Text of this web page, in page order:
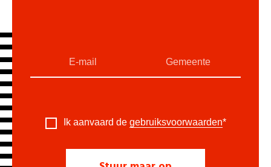
Ik aanvaard de gebruiksvoorwaarden*